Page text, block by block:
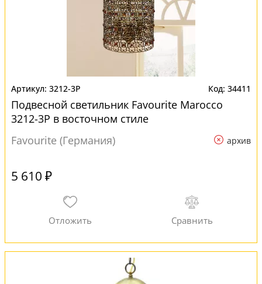
3212-3P 34411
Подвесной светильник Favourite Marocco
3212-3P в восточном стиле
Favourite (Германия)
архив
5 610 ₽